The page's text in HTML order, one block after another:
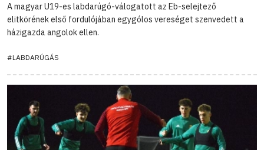
A magyar U19-es labdarúgó-válogatott az Eb-selejtező
elitkörének első fordulójában egygólos vereséget szenvedett a
házigazda angolok ellen.
#LABDARÚGÁS